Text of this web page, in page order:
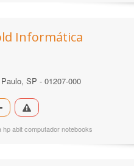
Informática
SP - 01207-000
abit computador notebooks